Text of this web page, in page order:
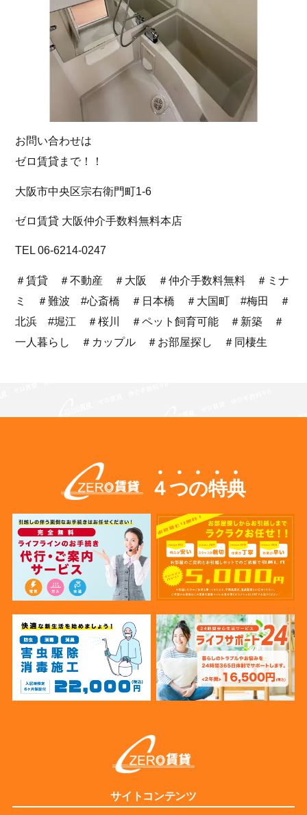
お問い合わせは
ゼロ賃貸まで！！
大阪市中央区宗右衛門町1-6
ゼロ賃貸 大阪仲介手数料無料本店
TEL 06-6214-0247
＃賃貸 ＃不動産 ＃大阪 ＃仲介手数料無料 ＃ミナ
ミ ＃難波 #心斎橋 ＃日本橋 ＃大国町 #梅田 ＃
北浜 #堀江 ＃桜川 ＃ペット飼育可能 ＃新築 ＃
一人暮らし ＃カップル ＃お部屋探し ＃同棲生
４つの特典
サイトコンテンツ